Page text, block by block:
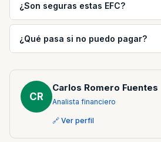
¿Son seguras estas EFC?
¿Qué pasa si no puedo pagar?
CR
Carlos Romero Fuentes
Analista financiero
🔗 Ver perfil